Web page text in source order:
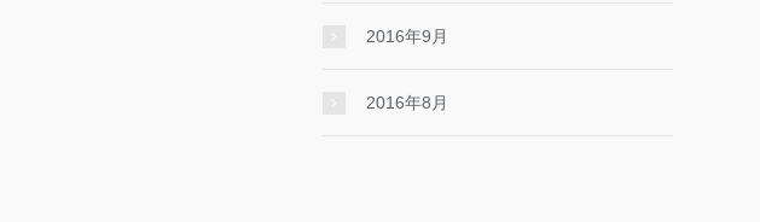
2016年9月
2016年8月